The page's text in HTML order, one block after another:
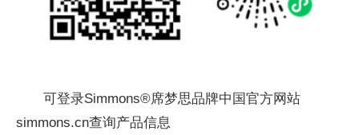
可登录Simmons®席梦思品牌中国官方网站
simmons.cn查询产品信息